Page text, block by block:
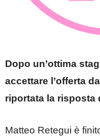
Dopo un’ottima
accettare l’offerta
riportata la risposta
Matteo Retegui è